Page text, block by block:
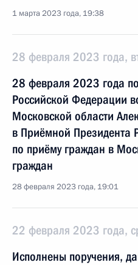
1 марта 2023 года, 19:38
28 февраля 2023 года,
28 февраля 2023 года
Российской Федерации
Московской области
в Приёмной Президента
по приёму граждан в
граждан
28 февраля 2023 года, 19:01
22 февраля 2023 года,
Исполнены поручения,